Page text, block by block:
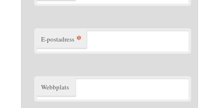
E-postadress *
Webbplats